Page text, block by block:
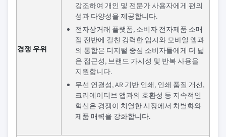
경쟁 우위
강조하여 개인 및 전문가 사용자에게 편의
성과 다양성을 제공합니다.
전자상거래 플랫폼, 소비자 전자제품 소매
점 전반에 걸친 강력한 입지와 모바일 앱과
의 통합은 디지털 중심 소비자들에게 더 넓
은 접근성, 브랜드 가시성 및 반복 사용을
지원합니다.
무선 연결성, AR 기반 인쇄, 인쇄 품질 개선,
크리에이티브 앱과의 호환성 등 지속적인
혁신은 경쟁이 치열한 시장에서 차별화와
제품 매력을 강화합니다.